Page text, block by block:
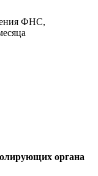
ФНС,
органа